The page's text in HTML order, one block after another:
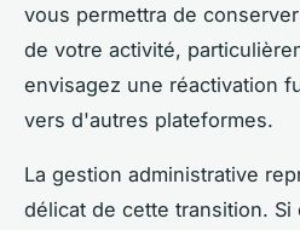
vous permettra de
de votre activité,
envisagez une réactivation
vers d'autres plateformes.
La gestion administrative
délicat de cette transition.